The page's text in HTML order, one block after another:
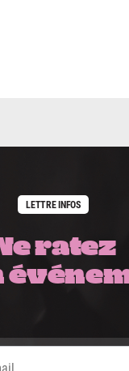
LETTRE INFOS
ratez